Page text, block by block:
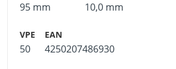
95 mm 10,0 mm
50 4250207486930